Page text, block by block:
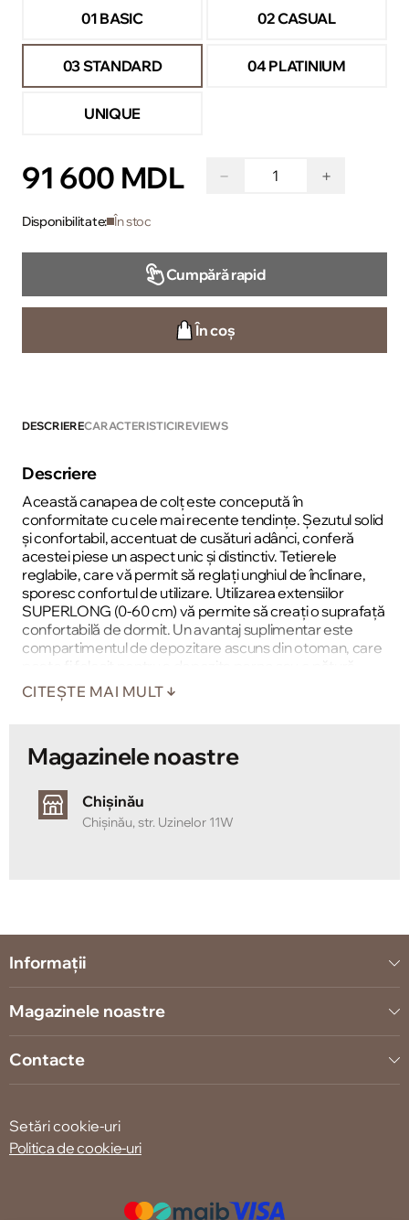
01 BASIC
02 CASUAL
03 STANDARD 04 PLATINIUM
UNIQUE
91 600 MDL − +
Disponibilitate: În stoc
Cumpără rapid
În coș
DESCRIERECARACTERISTICIREVIEWS
Descriere
Această canapea de colț este concepută în
conformitate cu cele mai recente tendințe. Șezutul solid
și confortabil, accentuat de cusături adânci, conferă
acestei piese un aspect unic și distinctiv. Tetierele
reglabile, care vă permit să reglați unghiul de înclinare,
sporesc confortul de utilizare. Utilizarea extensiilor
SUPERLONG (0-60 cm) vă permite să creați o suprafață
confortabilă de dormit. Un avantaj suplimentar este
compartimentul de depozitare ascuns din otoman, care
călduroasă.
CITEȘTE MAI MULT
Magazinele noastre
Chișinău
Chișinău, str. Uzinelor 11W
Informații
Magazinele noastre
Contacte
Setări cookie-uri
Politica de cookie-uri